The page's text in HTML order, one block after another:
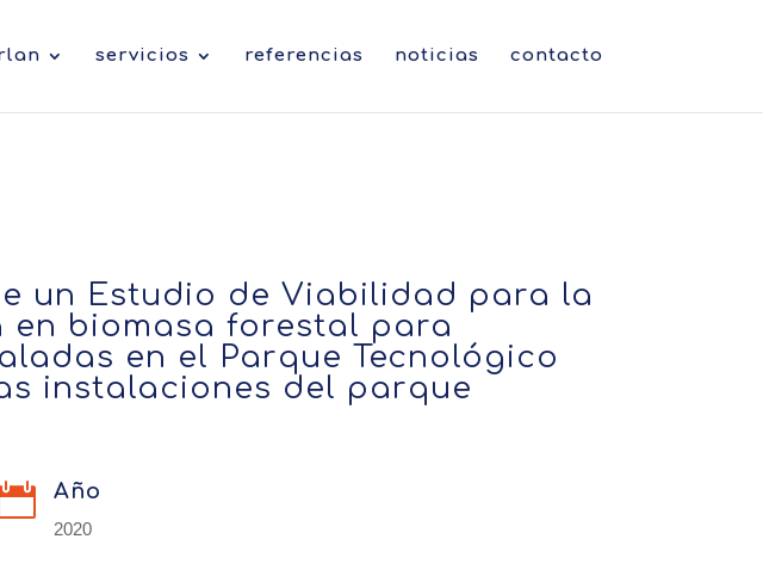
servicios referencias noticias contacto
un Estudio de Viabilidad para la
biomasa forestal para
en el Parque Tecnológico
instalaciones del parque
Año
2020